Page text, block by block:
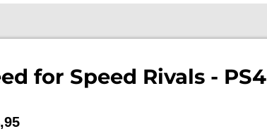
for Speed Rivals - PS4